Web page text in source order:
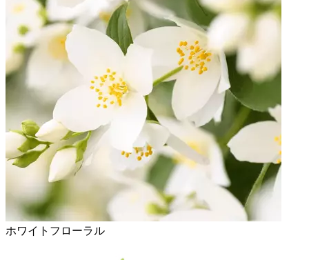
ホワイトフローラル